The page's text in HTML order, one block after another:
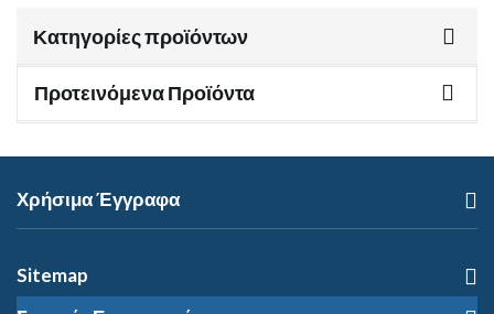
Κατηγορίες προϊόντων
Προτεινόμενα Προϊόντα
Χρήσιμα Έγγραφα
Sitemap